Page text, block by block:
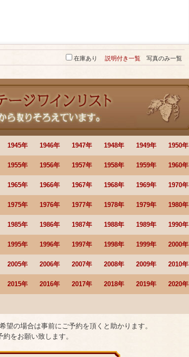
在庫あり 説明付き一覧 写真のみ一覧
1945年 1946年 1947年 1948年 1949年 1950年
1955年 1956年 1957年 1958年 1959年 1960年
1965年 1966年 1967年 1968年 1969年 1970年
1975年 1976年 1977年 1978年 1979年 1980年
1985年 1986年 1987年 1988年 1989年 1990年
1995年 1996年 1997年 1998年 1999年 2000年
2005年 2006年 2007年 2008年 2009年 2010年
2015年 2016年 2017年 2018年 2019年 2020年
の場合は事前にご予約を頂くと助かります。
をお願い致します。